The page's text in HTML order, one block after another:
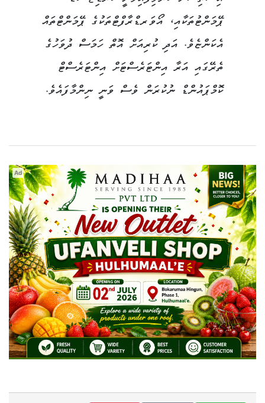
ޕޭމަންޓުތަކާއި، އޯވަރޑްރާފްޓްތަކުގެ ޕޭމަންޓްތައް
އެކަންޏެވެ. އަދި ކުރިއަށް އޮތް ހަމަސް ދުވަހުގެ
ތެރޭގައި އަރާ އިންޓަރެސްޓަށް އިންޓަރެސްޓް
ކޮމްޕައުންޑް ނުކުރަން ވެސް ވަނީ ނިންމާފައެވެ.
Ad